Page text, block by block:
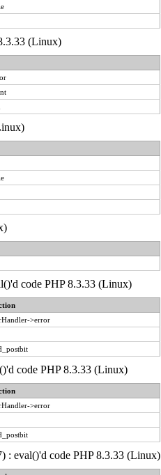
(Linux)
code PHP 8.3.33 (Linux)
>error
code PHP 8.3.33 (Linux)
>error
: eval()'d code PHP 8.3.33 (Linux)